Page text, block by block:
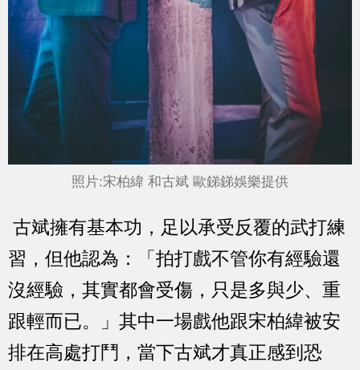
照片:宋柏緯 和古斌 歐銻銻娛樂提供
古斌擁有基本功，足以承受反覆的武打練
習，但他認為：「拍打戲不管你有經驗還
沒經驗，其實都會受傷，只是多與少、重
跟輕而已。」其中一場戲他跟宋柏緯被安
排在高處打鬥，當下古斌才真正感到恐